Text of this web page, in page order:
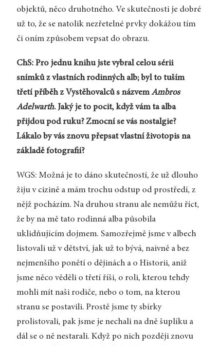
objektů, něco druhotného. Ve skutečnosti je dobré
už to, že se natolik nezřetelné prvky dokážou tím
či oním způsobem vepsat do obrazu.
ChS: Pro jednu knihu jste vybral celou sérii
snímků z vlastních rodinných alb; byl to tuším
třetí příběh z Vystěhovalců s názvemAmbros
Adelwarth. Jaký je to pocit, když vám ta alba
přijdou pod ruku? Zmocní se vás nostalgie?
Lákalo by vás znovu přepsat vlastní životopis na
základě fotografií?
WGS: Možná je to dáno skutečností, že už dlouho
žiju v cizině a mám trochu odstup od prostředí, z
nějž pocházím. Na druhou stranu ale nemůžu říct,
že by na mě tato rodinná alba působila
uklidňujícím dojmem. Samozřejmě jsme v albech
listovali už v dětství, jak už to bývá, naivně a bez
nejmenšího ponětí o dějinách a o Historii, aniž
jsme něco věděli o třetí říši, o roli, kterou tehdy
mohli mít naši rodiče, nebo o tom, na kterou
stranu se postavili. Prostě jsme ty sbírky
prolistovali, pak jsme je nechali na dně šuplíku a
dál se o ně nestarali. Když po nich později znovu